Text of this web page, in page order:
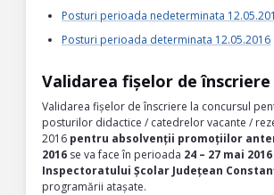
Posturi perioada nedeterminata
Posturi perioada determinata 12.05.2016
Validarea fișelor de înscriere
Validarea fișelor de înscriere la concursul
posturilor didactice / catedrelor vacante /
2016 pentru absolvenții promoțiilor
2016 se va face în perioada 24 – 27 mai
Inspectoratului Școlar Județean
programării atașate.